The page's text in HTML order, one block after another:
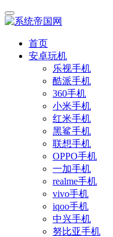
首页
安卓玩机
乐视手机
酷派手机
360手机
小米手机
红米手机
黑鲨手机
联想手机
OPPO手机
一加手机
realme手机
vivo手机
iqoo手机
中兴手机
努比亚手机